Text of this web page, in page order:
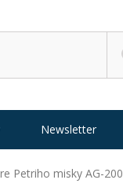
Petriho misky AG-200
Newsletter